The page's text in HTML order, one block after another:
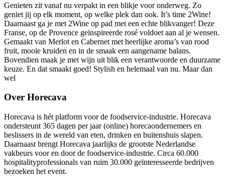
Genieten zit vanaf nu verpakt in een blikje voor onderweg. Zo
geniet jij op elk moment, op welke plek dan ook. It’s time 2Wine!
Daarnaast ga je met 2Wine op pad met een echte blikvanger! Deze
Franse, op de Provence geïnspireerde rosé voldoet aan al je wensen.
Gemaakt van Merlot en Cabernet met heerlijke aroma’s van rood
fruit, mooie kruiden en in de smaak een aangename balans.
Bovendien maak je met wijn uit blik een verantwoorde en duurzame
keuze. En dat smaakt goed! Stylish en helemaal van nu. Maar dan
wel
Over Horecava
Horecava is hét platform voor de foodservice-industrie. Horecava
ondersteunt 365 dagen per jaar (online) horecaondernemers en
beslissers in de wereld van eten, drinken en buitenshuis slapen.
Daarnaast brengt Horecava jaarlijks de grootste Nederlandse
vakbeurs voor en door de foodservice-industrie. Circa 60.000
hospitalityprofessionals van ruim 30.000 geïnteresseerde bedrijven
bezoeken het event.